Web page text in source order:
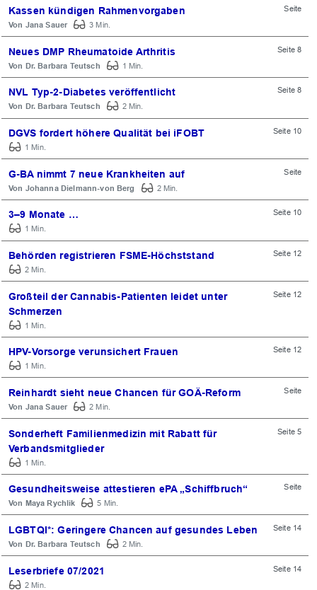
Kassen kündigen Rahmenvorgaben Seite
Jana Sauer 3 Min.
Neues DMP Rheumatoide Arthritis Seite 8
Dr. Barbara Teutsch 1 Min.
NVL Typ-2-Diabetes veröffentlicht Seite 8
Dr. Barbara Teutsch 2 Min.
DGVS fordert höhere Qualität bei iFOBT
Seite 10
1 Min.
G-BA nimmt 7 neue Krankheiten auf Seite
Johanna Dielmann-von Berg 2 Min.
3–9 Monate …
Seite 10
1 Min.
Behörden registrieren FSME-Höchststand
Seite 12
2 Min.
Großteil der Cannabis-Patienten leidet unter
Schmerzen
Seite 12
1 Min.
HPV-Vorsorge verunsichert Frauen
Seite 12
1 Min.
Reinhardt sieht neue Chancen für GOÄ-Reform Seite
Jana Sauer 2 Min.
Sonderheft Familienmedizin mit Rabatt für
Verbandsmitglieder
Seite 5
1 Min.
Gesundheitsweise attestieren ePA „Schiffbruch“ Seite
Maya Rychlik 5 Min.
LGBTQI*: Geringere Chancen auf gesundes Leben Seite 14
Dr. Barbara Teutsch 2 Min.
Leserbriefe 07/2021
Seite 14
2 Min.